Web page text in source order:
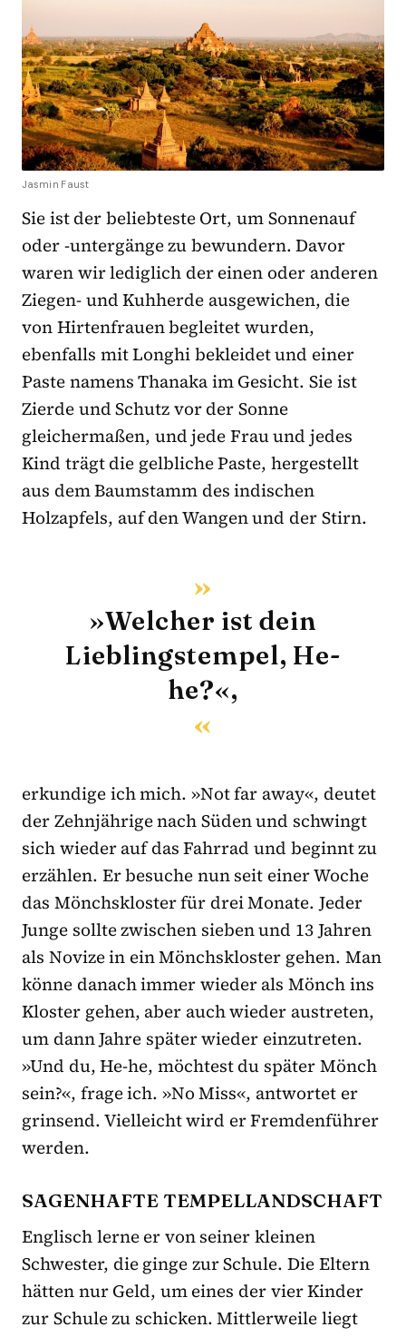
Jasmin Faust
Sie ist der beliebteste Ort, um Sonnenauf
oder -untergänge zu bewundern. Davor
waren wir lediglich der einen oder anderen
Ziegen- und Kuhherde ausgewichen, die
von Hirtenfrauen begleitet wurden,
ebenfalls mit Longhi bekleidet und einer
Paste namens Thanaka im Gesicht. Sie ist
Zierde und Schutz vor der Sonne
gleichermaßen, und jede Frau und jedes
Kind trägt die gelbliche Paste, hergestellt
aus dem Baumstamm des indischen
Holzapfels, auf den Wangen und der Stirn.
»Welcher ist dein
Lieblingstempel, He-
he?«,
erkundige ich mich. »Not far away«, deutet
der Zehnjährige nach Süden und schwingt
sich wieder auf das Fahrrad und beginnt zu
erzählen. Er besuche nun seit einer Woche
das Mönchskloster für drei Monate. Jeder
Junge sollte zwischen sieben und 13 Jahren
als Novize in ein Mönchskloster gehen. Man
könne danach immer wieder als Mönch ins
Kloster gehen, aber auch wieder austreten,
um dann Jahre später wieder einzutreten.
»Und du, He-he, möchtest du später Mönch
sein?«, frage ich. »No Miss«, antwortet er
grinsend. Vielleicht wird er Fremdenführer
werden.
SAGENHAFTE TEMPELLANDSCHAFT
Englisch lerne er von seiner kleinen
Schwester, die ginge zur Schule. Die Eltern
hätten nur Geld, um eines der vier Kinder
zur Schule zu schicken. Mittlerweile liegt